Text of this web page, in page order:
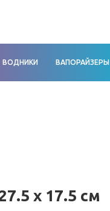
ВОДНИКИ ВАПОРАЙЗЕРЫ
x 17.5 см